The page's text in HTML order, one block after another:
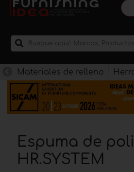
Materiales de relleno
Espuma de
HR.SYSTEM